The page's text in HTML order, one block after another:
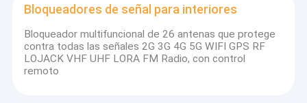
Módulo Anti Dron-150W
El sistema de bloqueo de drones/drones no tripulados
En el caso de las máquinas de limpieza, se utilizará un
Bloqueadores de señal para interiores
Bloqueador multifuncional de 26 antenas que protege
contra todas las señales 2G 3G 4G 5G WIFI GPS RF
LOJACK VHF UHF LORA FM Radio, con control
remoto
y la rentabilidad. Utilizando las últimas y más avanzadas
tecnologías.
4. Precios competitivos: hemos trabajado muy duro para mejorar
nuestra productividad, garantizando al mismo tiempo una alta
calidad. Los precios de nuestros diversos productos son los más